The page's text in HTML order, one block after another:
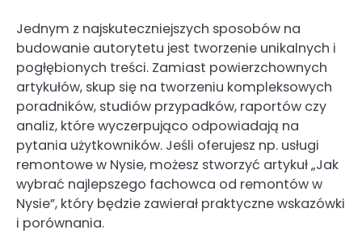
Jednym z najskuteczniejszych sposobów na
budowanie autorytetu jest tworzenie unikalnych i
pogłębionych treści. Zamiast powierzchownych
artykułów, skup się na tworzeniu kompleksowych
poradników, studiów przypadków, raportów czy
analiz, które wyczerpująco odpowiadają na
pytania użytkowników. Jeśli oferujesz np. usługi
remontowe w Nysie, możesz stworzyć artykuł „Jak
wybrać najlepszego fachowca od remontów w
Nysie”, który będzie zawierał praktyczne wskazówki
i porównania.